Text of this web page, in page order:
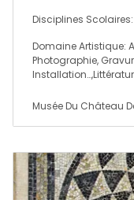
Disciplines
Domaine Artistique:
Photographie,
Musée Du Château